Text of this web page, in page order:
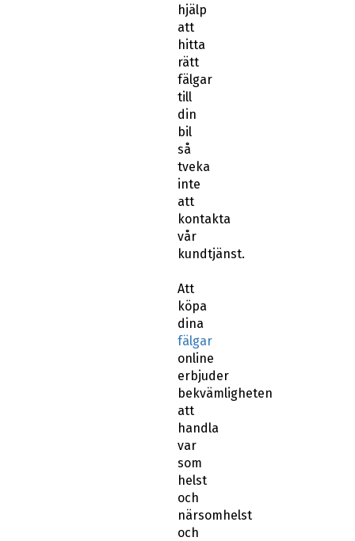
hjälp
att
hitta
rätt
fälgar
till
din
bil
så
tveka
inte
att
kontakta
vår
kundtjänst.
Att
köpa
dina
fälgar
online
erbjuder
bekvämligheten
att
handla
var
som
helst
och
närsomhelst
och